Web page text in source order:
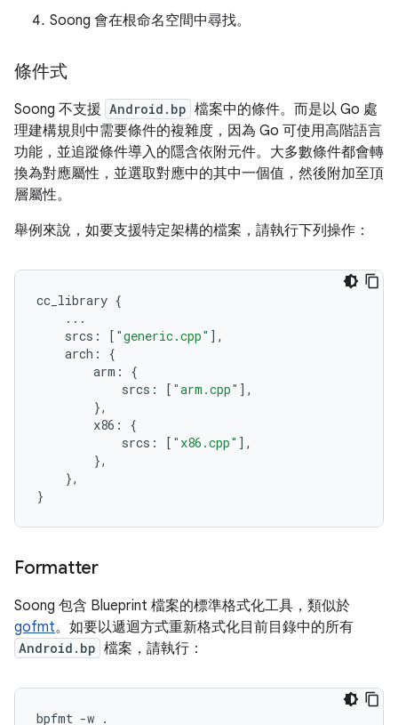
Soong 會在根命名空間中尋找。
條件式
Soong 不支援 Android.bp 檔案中的條件。而是以 Go 處
理建構規則中需要條件的複雜度，因為 Go 可使用高階語言
功能，並追蹤條件導入的隱含依附元件。大多數條件都會轉
換為對應屬性，並選取對應中的其中一個值，然後附加至頂
層屬性。
舉例來說，如要支援特定架構的檔案，請執行下列操作：
cc_library {
...
srcs : [ "generic.cpp" ],
arch :
{
arm :
{
srcs : [ "arm.cpp" ],
},
x86 :
{
srcs : [ "x86.cpp" ],
},
},
}
Formatter
Soong 包含 Blueprint 檔案的標準格式化工具，類似於
gofmt。如要以遞迴方式重新格式化目前目錄中的所有
Android.bp 檔案，請執行：